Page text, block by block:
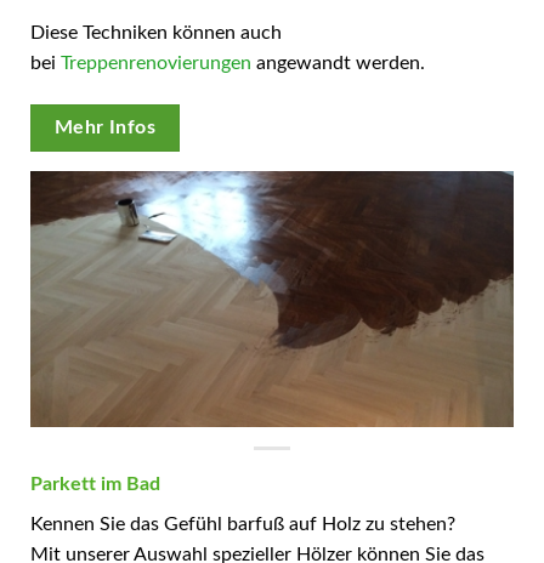
Diese Techniken können auch
bei Treppenrenovierungen angewandt werden.
Mehr Infos
Parkett im Bad
Kennen Sie das Gefühl barfuß auf Holz zu stehen?
Mit unserer Auswahl spezieller Hölzer können Sie das